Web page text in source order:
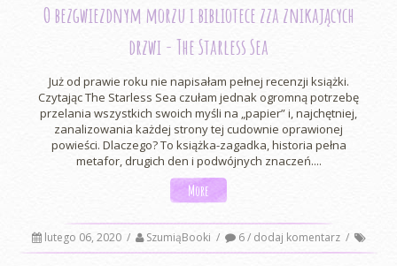
O bezgwiezdnym morzu i bibliotece zza znikających
drzwi - The Starless Sea
Już od prawie roku nie napisałam pełnej recenzji książki.
Czytając The Starless Sea czułam jednak ogromną potrzebę
przelania wszystkich swoich myśli na „papier” i, najchętniej,
zanalizowania każdej strony tej cudownie oprawionej
powieści. Dlaczego? To książka-zagadka, historia pełna
metafor, drugich den i podwójnych znaczeń....
More
lutego 06, 2020 / SzumiąBooki / 6 / dodaj komentarz /